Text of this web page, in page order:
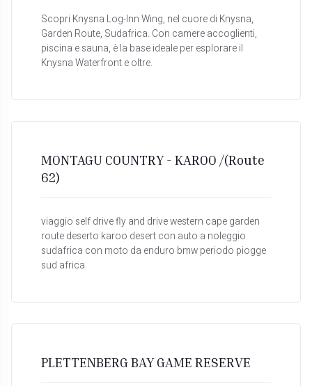
Scopri Knysna Log-Inn Wing, nel cuore di Knysna,
Garden Route, Sudafrica. Con camere accoglienti,
piscina e sauna, è la base ideale per esplorare il
Knysna Waterfront e oltre.
MONTAGU COUNTRY - KAROO /(Route
62)
viaggio self drive fly and drive western cape garden
route deserto karoo desert con auto a noleggio
sudafrica con moto da enduro bmw periodo piogge
sud africa
PLETTENBERG BAY GAME RESERVE